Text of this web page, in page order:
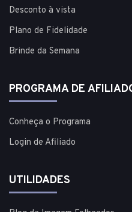
Desconto à vista
Plano de Fidelidade
Brinde da Semana
PROGRAMA DE
Conheça o Programa
Login de Afiliado
UTILIDADES